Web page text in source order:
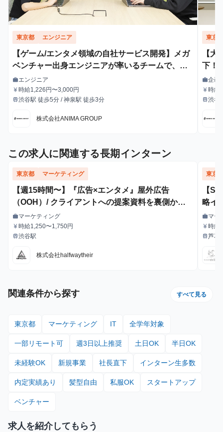
東京都 エンジニア
【ゲーム/エンタメ領域の自社サービス開発】メガ
ベンチャー出身エンジニアが率いるチームで、開
発力を身につけたいインターン募集！
職種
workエンジニア
給与
currency_yen 時給1,226円〜3,000円
最寄駅
train渋谷駅 徒歩5分 / 神泉駅 徒歩3分
株式会社ANIMA GROUP
東京
【
下！
でビ
職種
work企画
給与
currency_yen 時給
最寄駅
train渋谷
この求人に関連する長期インターン
東京都 マーケティング
【週15時間〜】『広告×エンタメ』屋外広告
（OOH）/ クライアントへの提案資料を裏側から
支えるインターン！
職種
workマーケティング
給与
currency_yen 時給1,250〜1,750円
最寄駅
train渋谷駅
株式会社halfwaytheir
東京
【
略イ
職種
workマー
給与
currency_yen 時給
給・
最寄駅
train芦花
関連条件から探す すべて見る
東京都 マーケティング IT 全学年対象
一部リモート可 週3日以上推奨 土日OK 半日OK
未経験OK 新規事業 社長直下 インターン生多数
内定実績あり 髪型自由 私服OK スタートアップ
ベンチャー
求人を紹介してもらう